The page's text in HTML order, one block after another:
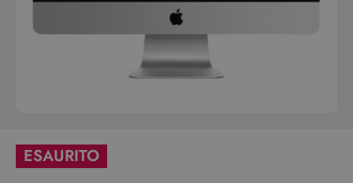
ESAURITO